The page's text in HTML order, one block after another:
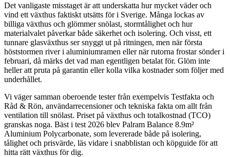
Det vanligaste misstaget är att underskatta hur mycket väder och
vind ett växthus faktiskt utsätts för i Sverige. Många lockas av
billiga växthus och glömmer snölast, stormtålighet och hur
materialvalet påverkar både säkerhet och isolering. Och visst, ett
tunnare glasväxthus ser snyggt ut på ritningen, men när första
höststormen river i aluminiumramen eller när rutorna frostar sönder i
februari, då märks det vad man egentligen betalat för. Glöm inte
heller att pruta på garantin eller kolla vilka kostnader som följer med
underhållet.
Vi väger samman oberoende tester från exempelvis Testfakta och
Råd & Rön, användarrecensioner och tekniska fakta om allt från
ventilation till snölast. Priset på växthus och totalkostnad (TCO)
granskas noga. Bäst i test 2026 blev Palram Balance 8.9m²
Aluminium Polycarbonate, som levererade både på isolering,
tålighet och prisvärde, läs vidare i snabblistan och köpguide för att
hitta rätt växthus för dig.